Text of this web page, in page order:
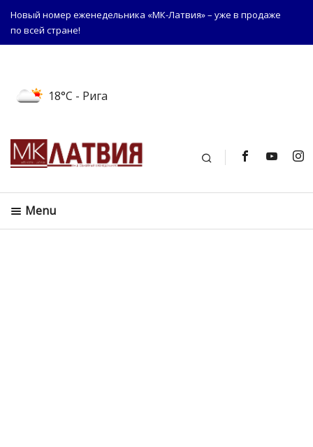
Новый номер еженедельника «МК-Латвия» – уже в продаже
по всей стране!
18°C - Рига
Поиск
Menu